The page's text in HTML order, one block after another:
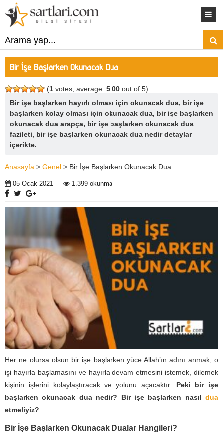
Bir İşe Başlarken Okunacak Dua
(1 votes, average: 5,00 out of 5)
Bir işe başlarken hayırlı olması için okunacak dua, bir işe
başlarken kolay olması için okunacak dua, bir işe başlarken
okunacak dua arapça, bir işe başlarken okunacak dua
fazileti, bir işe başlarken okunacak dua nedir detaylar
içerikte.
Anasayfa > Genel > Bir İşe Başlarken Okunacak Dua
05 Ocak 2021 1.399 okunma
Her ne olursa olsun bir işe başlarken yüce Allah’ın adını anmak, o
işi hayırla başlamasını ve hayırla devam etmesini istemek, dilemek
kişinin işlerini kolaylaştıracak ve yolunu açacaktır. Peki bir işe
başlarken okunacak dua nedir?
Bir işe başlarken nasıl dua
etmeliyiz?
Bir İşe Başlarken Okunacak Dualar Hangileri?